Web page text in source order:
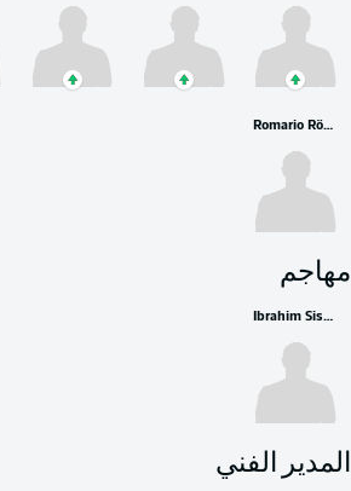
Romario Rösch
مهاجم
Ibrahim Sissoko
المدير الفني